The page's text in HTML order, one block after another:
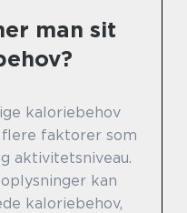
man sit
kaloriebehov
faktorer som
aktivitetsniveau.
kan
kaloriebehov,